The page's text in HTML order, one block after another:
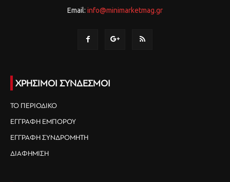
Email: info@minimarketmag.gr
ΧΡΗΣΙΜΟΙ ΣΥΝΔΕΣΜΟΙ
ΤΟ ΠΕΡΙΟΔΙΚΟ
ΕΓΓΡΑΦΗ ΕΜΠΟΡΟΥ
ΕΓΓΡΑΦΗ ΣΥΝΔΡΟΜΗΤΗ
ΔΙΑΦΗΜΙΣΗ